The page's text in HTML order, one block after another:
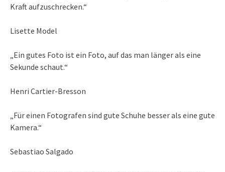
Kraft aufzuschrecken.“
Lisette Model
„Ein gutes Foto ist ein Foto, auf das man länger als eine
Sekunde schaut.“
Henri Cartier-Bresson
„Für einen Fotografen sind gute Schuhe besser als eine gute
Kamera.“
Sebastiao Salgado